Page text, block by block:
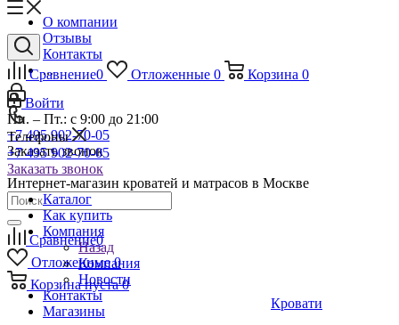
О компании
Отзывы
Контакты
...
Войти
Пн. – Пт.: с 9:00 до 21:00
+7 495 902-70-05
Заказать звонок
Интернет-магазин кроватей и матрасов в Москве
Сравнение0
Отложенные 0
Корзина пуста 0
Кровати
Сравнение0 Отложенные 0 Корзина 0
Телефоны
+7 495 902-70-05
Заказать звонок
Каталог
Как купить
Компания
Назад
Компания
Новости
Контакты
Магазины